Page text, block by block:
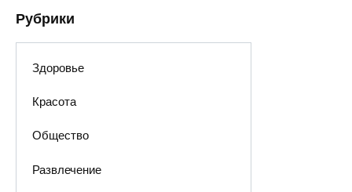
Рубрики
Здоровье
Красота
Общество
Развлечение